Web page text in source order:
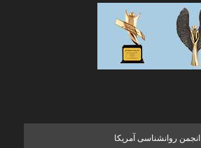
انجمن روانشناسی آمریکا